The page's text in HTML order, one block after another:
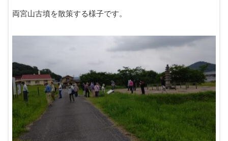
両宮山古墳を散策する様子です。